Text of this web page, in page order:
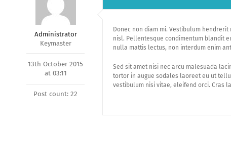
Administrator
Keymaster
13th October 2015
at 03:11
Post count: 22
Donec non diam mi. Vestibulum
nisl. Pellentesque condimentum blandit
nulla mattis lectus, non interdum enim
Sed sit amet nisi nec arcu malesuada
tortor in augue sodales laoreet eu ut
vestibulum nisi vitae, eleifend orci. Cras